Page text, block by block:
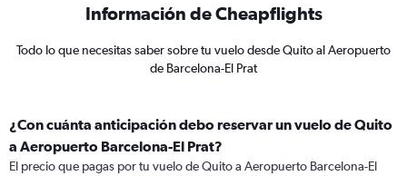
Información de Cheapflights
Todo lo que necesitas saber sobre tu vuelo desde Quito al Aeropuerto
de Barcelona-El Prat
¿Con cuánta anticipación debo reservar un vuelo de Quito
a Aeropuerto Barcelona-El Prat?
El precio que pagas por tu vuelo de Quito a Aeropuerto Barcelona-El